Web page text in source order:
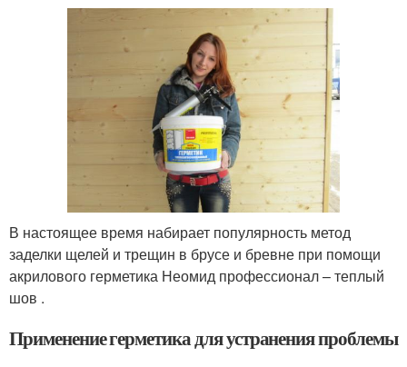
В настоящее время набирает популярность метод
заделки щелей и трещин в брусе и бревне при помощи
акрилового герметика Неомид профессионал – теплый
шов .
Применение герметика для устранения проблемы